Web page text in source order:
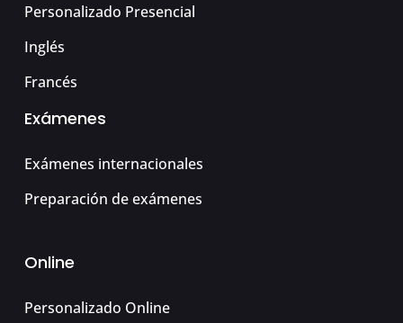
Personalizado Presencial
Inglés
Francés
Exámenes
Exámenes internacionales
Preparación de exámenes
Online
Personalizado Online